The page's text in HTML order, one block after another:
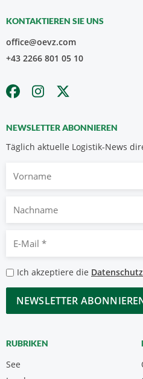
KONTAKTIEREN SIE UNS
office@oevz.com
+43 2266 801 05 10
NEWSLETTER ABONNIEREN
Täglich aktuelle Logistik-News
Nachname
Mail
*
Datenschutzbestimmungen
*
Ich akzeptiere die
CAPTCHA
RUBRIKEN
See